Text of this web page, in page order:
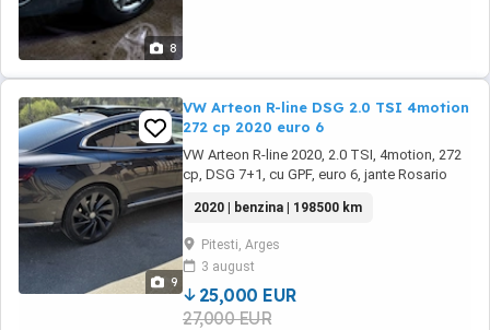
8
9
VW Arteon R-line DSG 2.0 TSI 4motion
272 cp 2020 euro 6
VW Arteon R-line 2020, 2.0 TSI, 4motion, 272
cp, DSG 7+1, cu GPF, euro 6, jante Rosario
Keyless go keyless entry Faruri adaptive cu
funcție Matrix Suspensie adaptiva cu 5
moduri de condus Digital cokcpit Priza 220V
Încărcare wireless pt telefon Haion electric
Trapa Sistem ...
2020 | benzina | 198500 km
Pitesti, Arges
3 august
25,000 EUR
27,000 EUR